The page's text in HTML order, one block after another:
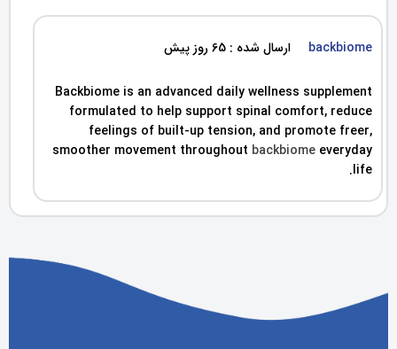
backbiome ارسال شده : 65 روز پیش
Backbiome is an advanced daily wellness supplement
formulated to help support spinal comfort, reduce
feelings of built-up tension, and promote freer,
smoother movement throughout backbiome everyday
life.